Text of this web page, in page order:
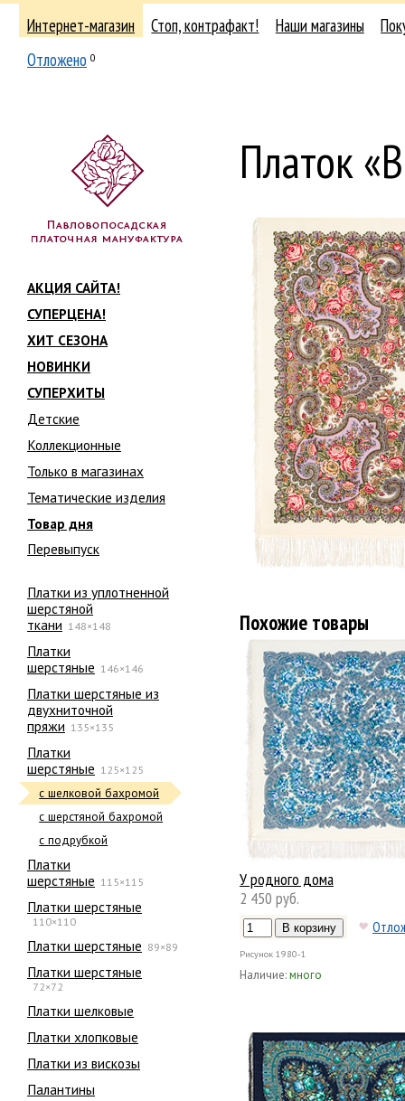
Интернет-магазин Стоп, контрафакт! Наши магазины
Отложено 0
АКЦИЯ САЙТА!
СУПЕРЦЕНА!
ХИТ СЕЗОНА
НОВИНКИ
СУПЕРХИТЫ
Детские
Коллекционные
Только в магазинах
Тематические изделия
Товар дня
Перевыпуск
Платки из уплотненной
шерстяной
ткани 148×148
Платки
шерстяные 146×146
Платки шерстяные из
двухниточной
пряжи 135×135
Платки
шерстяные 125×125
с шелковой бахромой
с шерстяной бахромой
с подрубкой
Платки
шерстяные 115×115
Платки шерстяные
110×110
Платки шерстяные 89×89
Платки шерстяные
72×72
Платки шелковые
Платки хлопковые
Платки из вискозы
Палантины
Платок
Похожие товары
У родного дома
2 450 руб.
Рисунок 1980-1
Наличие:много